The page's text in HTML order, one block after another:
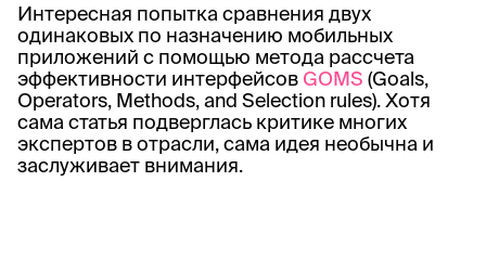
Интересная попытка сравнения двух
одинаковых по назначению мобильных
приложений с помощью метода рассчета
эффективности интерфейсов GOMS (Goals,
Operators, Methods, and Selection rules). Хотя
сама статья подверглась критике многих
экспертов в отрасли, сама идея необычна и
заслуживает внимания.